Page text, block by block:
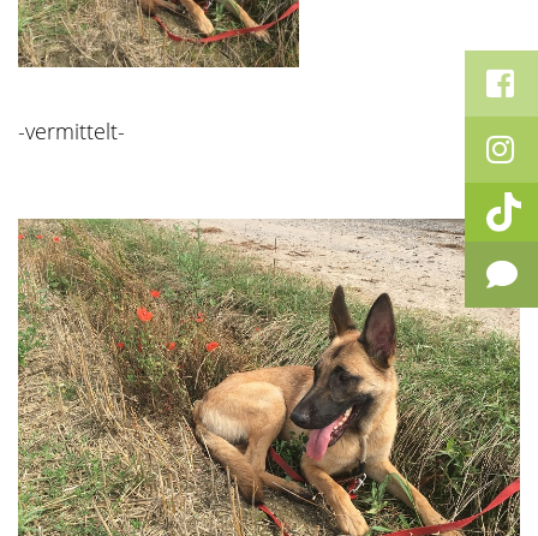
-vermittelt-